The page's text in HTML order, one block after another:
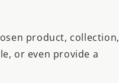
product, collection,
or even provide a